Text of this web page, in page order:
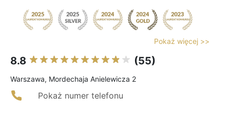
Pokaż więcej >>
8.8 (55)
Warszawa, Mordechaja Anielewicza 2
Pokaż numer telefonu